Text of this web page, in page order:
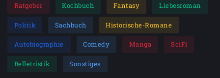
Ratgeber Kochbuch Fantasy Liebesroman
Politik Sachbuch Historische-Romane
Autobiographie Comedy Manga SciFi
Belletristik Sonstiges